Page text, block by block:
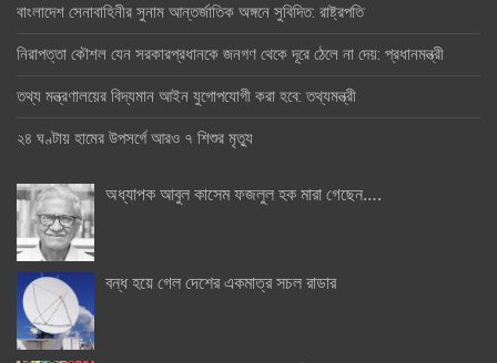
বাংলাদেশ সেনাবাহিনীর সুনাম আন্তর্জাতিক অঙ্গনে সুবিদিত: রাষ্ট্রপতি
নিরাপত্তা কৌশল যেন সরকারপ্রধানকে জনগণ থেকে দূরে ঠেলে না দেয়: প্রধানমন্ত্রী
তথ্য মন্ত্রণালয়ের বিদ্যমান আইন যুগোপযোগী করা হবে: তথ্যমন্ত্রী
২৪ ঘণ্টায় হামের উপসর্গে আরও ৭ শিশুর মৃত্যু
অধ্যাপক আবুল কাসেম ফজলুল হক মারা গেছেন….
বন্ধ হয়ে গেল দেশের একমাত্র সচল রাডার